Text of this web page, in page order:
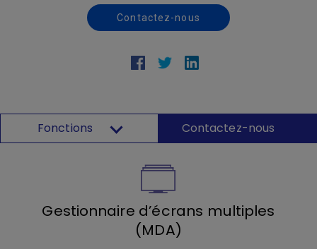
Contactez-nous
Fonctions Contactez-nous
Gestionnaire d’écrans multiples
(MDA)